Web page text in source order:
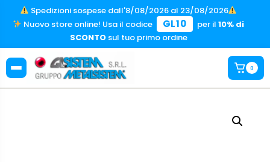
Spedizioni sospese dall'8/08/2026 al 23/08/2026
Nuovo store online! Usa il codice
GL10 per il10% di
SCONTOsul tuo primo ordine
0